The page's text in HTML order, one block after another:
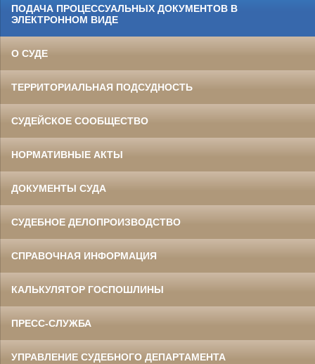
ПОДАЧА ПРОЦЕССУАЛЬНЫХ ДОКУМЕНТОВ В
ЭЛЕКТРОННОМ ВИДЕ
О СУДЕ
ТЕРРИТОРИАЛЬНАЯ ПОДСУДНОСТЬ
СУДЕЙСКОЕ СООБЩЕСТВО
НОРМАТИВНЫЕ АКТЫ
ДОКУМЕНТЫ СУДА
СУДЕБНОЕ ДЕЛОПРОИЗВОДСТВО
СПРАВОЧНАЯ ИНФОРМАЦИЯ
КАЛЬКУЛЯТОР ГОСПОШЛИНЫ
ПРЕСС-СЛУЖБА
УПРАВЛЕНИЕ СУДЕБНОГО ДЕПАРТАМЕНТА